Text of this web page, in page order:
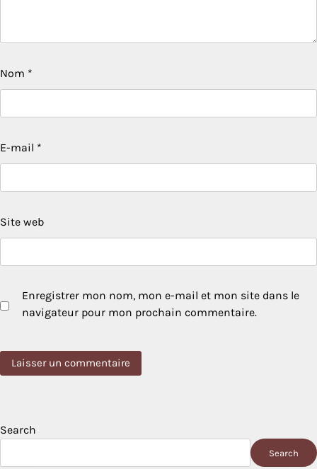
Nom *
E-mail *
Site web
Enregistrer mon nom, mon e-mail et mon site dans le
navigateur pour mon prochain commentaire.
Search
Search